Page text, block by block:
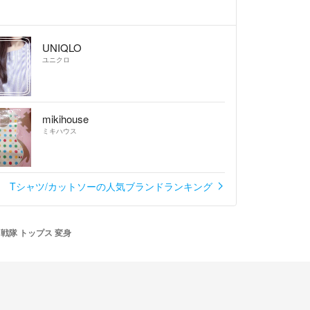
ご購入をお願い致します。
来る限りの対応をさせて頂きますので遠慮なくお
品していますので
あります。
装になります。
UNIQLO
ユニクロ
mikihouse
ミキハウス
Tシャツ/カットソーの人気ブランドランキング
隊 トップス 変身